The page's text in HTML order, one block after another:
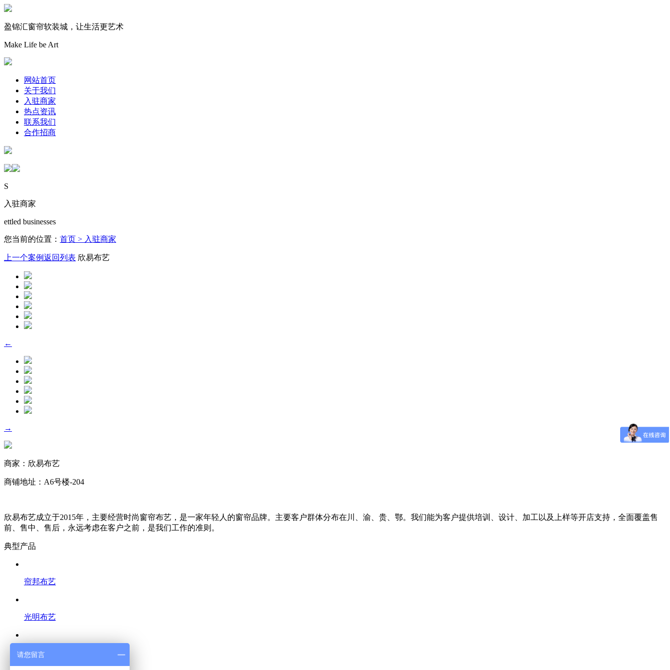
盈锦汇窗帘软装城，让生活更艺术
Make Life be Art
网站首页
关于我们
入驻商家
热点资讯
联系我们
合作招商
S
入驻商家
ettled businesses
您当前的位置： 首页 > 入驻商家
上一个案例返回列表 欣易布艺
←
→
商家： 欣易布艺
商铺地址：A6号楼-204
欣易布艺成立于2015年，主要经营时尚窗帘布艺，是一家年轻人的窗帘品牌。主要客户群体分布在川、渝、贵、鄂。我们能为客户提供培训、设计、加工以及上样等开店支持，全面覆盖售
前、售中、售后，永远考虑在客户之前，是我们工作的准则。
典型产品
帘邦布艺
光明布艺
布诺布艺
请您留言